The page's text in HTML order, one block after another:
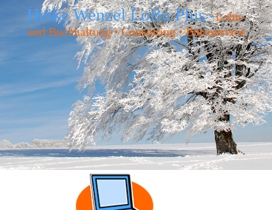
Heike Wenzel LoBu Plus -Lohn-
und Buchhaltung • Consulting • Büroservice